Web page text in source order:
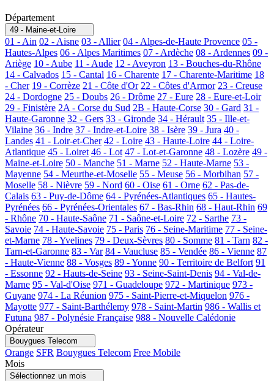
Département
49 - Maine-et-Loire
01 - Ain 02 - Aisne 03 - Allier 04 - Alpes-de-Haute Provence 05 -
Hautes-Alpes 06 - Alpes Maritimes 07 - Ardèche 08 - Ardennes 09 -
Ariège 10 - Aube 11 - Aude 12 - Aveyron 13 - Bouches-du-Rhône
14 - Calvados 15 - Cantal 16 - Charente 17 - Charente-Maritime 18
- Cher 19 - Corrèze 21 - Côte d'Or 22 - Côtes d'Armor 23 - Creuse
24 - Dordogne 25 - Doubs 26 - Drôme 27 - Eure 28 - Eure-et-Loir
29 - Finistère 2A - Corse du Sud 2B - Haute-Corse 30 - Gard 31 -
Haute-Garonne 32 - Gers 33 - Gironde 34 - Hérault 35 - Ille-et-
Vilaine 36 - Indre 37 - Indre-et-Loire 38 - Isère 39 - Jura 40 -
Landes 41 - Loir-et-Cher 42 - Loire 43 - Haute-Loire 44 - Loire-
Atlantique 45 - Loiret 46 - Lot 47 - Lot-et-Garonne 48 - Lozère 49 -
Maine-et-Loire 50 - Manche 51 - Marne 52 - Haute-Marne 53 -
Mayenne 54 - Meurthe-et-Moselle 55 - Meuse 56 - Morbihan 57 -
Moselle 58 - Nièvre 59 - Nord 60 - Oise 61 - Orne 62 - Pas-de-
Calais 63 - Puy-de-Dôme 64 - Pyrénées-Atlantiques 65 - Hautes-
Pyrénées 66 - Pyrénées-Orientales 67 - Bas-Rhin 68 - Haut-Rhin 69
- Rhône 70 - Haute-Saône 71 - Saône-et-Loire 72 - Sarthe 73 -
Savoie 74 - Haute-Savoie 75 - Paris 76 - Seine-Maritime 77 - Seine-
et-Marne 78 - Yvelines 79 - Deux-Sèvres 80 - Somme 81 - Tarn 82 -
Tarn-et-Garonne 83 - Var 84 - Vaucluse 85 - Vendée 86 - Vienne 87
- Haute-Vienne 88 - Vosges 89 - Yonne 90 - Territoire de Belfort 91
- Essonne 92 - Hauts-de-Seine 93 - Seine-Saint-Denis 94 - Val-de-
Marne 95 - Val-d'Oise 971 - Guadeloupe 972 - Martinique 973 -
Guyane 974 - La Réunion 975 - Saint-Pierre-et-Miquelon 976 -
Mayotte 977 - Saint-Barthélemy 978 - Saint-Martin 986 - Wallis et
Futuna 987 - Polynésie Française 988 - Nouvelle Calédonie
Opérateur
Bouygues Telecom
Orange SFR Bouygues Telecom Free Mobile
Mois
Sélectionnez un mois